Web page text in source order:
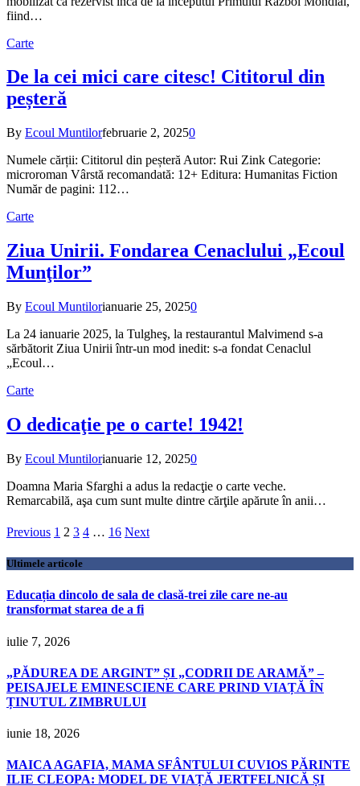
fiind…
Carte
De la cei mici care citesc! Cititorul din
peșteră
By Ecoul Muntilorfebruarie 2, 20250
Numele cărții: Cititorul din peșteră Autor: Rui Zink Categorie:
microroman Vârstă recomandată: 12+ Editura: Humanitas Fiction
Număr de pagini: 112…
Carte
Ziua Unirii. Fondarea Cenaclului „Ecoul
Munţilor”
By Ecoul Muntilorianuarie 25, 20250
La 24 ianuarie 2025, la Tulgheş, la restaurantul Malvimend s-a
sărbătorit Ziua Unirii într-un mod inedit: s-a fondat Cenaclul
„Ecoul…
Carte
O dedicaţie pe o carte! 1942!
By Ecoul Muntilorianuarie 12, 20250
Doamna Maria Sfarghi a adus la redacţie o carte veche.
Remarcabilă, aşa cum sunt multe dintre cărţile apărute în anii…
Previous 1 2 3 4 … 16 Next
Ultimele articole
Educația dincolo de sala de clasă-trei zile care ne-au
transformat starea de a fi
iulie 7, 2026
„PĂDUREA DE ARGINT” ȘI „CODRII DE ARAMĂ” –
PEISAJELE EMINESCIENE CARE PRIND VIAȚĂ ÎN
ȚINUTUL ZIMBRULUI
iunie 18, 2026
MAICA AGAFIA, MAMA SFÂNTULUI CUVIOS PĂRINTE
ILIE CLEOPA: MODEL DE VIAȚĂ JERTFELNICĂ ȘI